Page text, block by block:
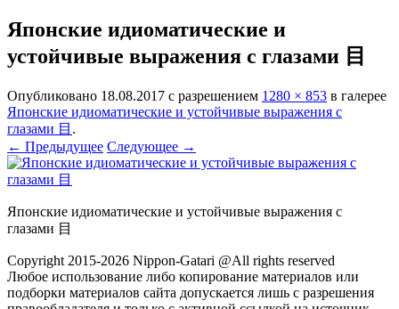
Японские идиоматические и
устойчивые выражения с глазами 目
Опубликовано 18.08.2017 с разрешением 1280 × 853 в галерее
Японские идиоматические и устойчивые выражения с
глазами 目 .
← Предыдущее Следующее →
Японские идиоматические и устойчивые выражения с
глазами 目
Copyright 2015-2026 Nippon-Gatari @All rights reserved
Любое использование либо копирование материалов или
подборки материалов сайта допускается лишь с разрешения